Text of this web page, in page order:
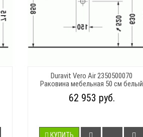
Duravit Vero Air 2350500070
Раковина мебельная 50 см белый
62 953 руб.
КУПИТЬ